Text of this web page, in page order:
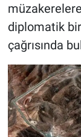
diplomatik
çağrısında